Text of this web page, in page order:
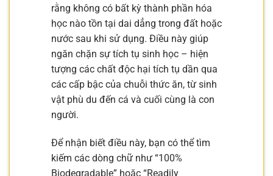
rằng không có bất kỳ thành phần hóa
học nào tồn tại dai dẳng trong đất hoặc
nước sau khi sử dụng. Điều này giúp
ngăn chặn sự tích tụ sinh học – hiện
tượng các chất độc hại tích tụ dần qua
các cấp bậc của chuỗi thức ăn, từ sinh
vật phù du đến cá và cuối cùng là con
người.
Để nhận biết điều này, bạn có thể tìm
kiếm các dòng chữ như “100%
Biodegradable” hoặc “Readily